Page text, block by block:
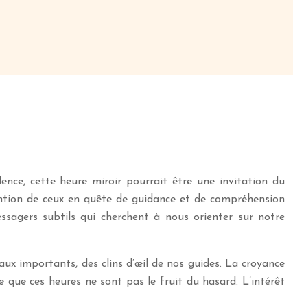
cette heure miroir pourrait être une invitation du
de ceux en quête de guidance et de compréhension
subtils qui cherchent à nous orienter sur notre
importants, des clins d’œil de nos guides. La croyance
que ces heures ne sont pas le fruit du hasard. L’intérêt